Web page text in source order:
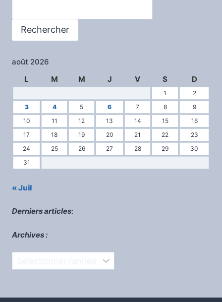
Rechercher
août 2026
L
M M J V S D
1
2
3
4 5 6 7 8
9
10
11 12 13 14 15
16
17
18 19 20 21 22
23
24
25 26 27 28 29
30
31
« Juil
Derniers articles:
Archives :